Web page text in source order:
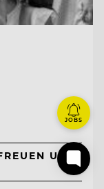
UNS
JOBS